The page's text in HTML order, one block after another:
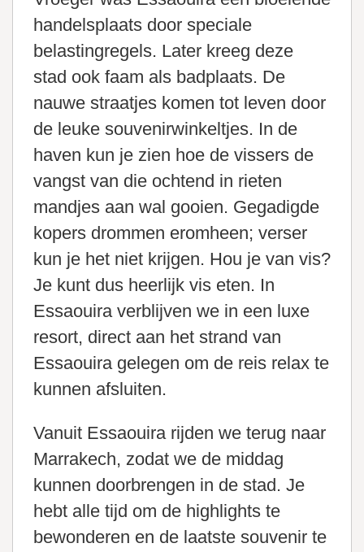
handelsplaats door speciale
belastingregels. Later kreeg deze
stad ook faam als badplaats. De
nauwe straatjes komen tot leven door
de leuke souvenirwinkeltjes. In de
haven kun je zien hoe de vissers de
vangst van die ochtend in rieten
mandjes aan wal gooien. Gegadigde
kopers drommen eromheen; verser
kun je het niet krijgen. Hou je van vis?
Je kunt dus heerlijk vis eten. In
Essaouira verblijven we in een luxe
resort, direct aan het strand van
Essaouira gelegen om de reis relax te
kunnen afsluiten.
Vanuit Essaouira rijden we terug naar
Marrakech, zodat we de middag
kunnen doorbrengen in de stad. Je
hebt alle tijd om de highlights te
bewonderen en de laatste souvenir te